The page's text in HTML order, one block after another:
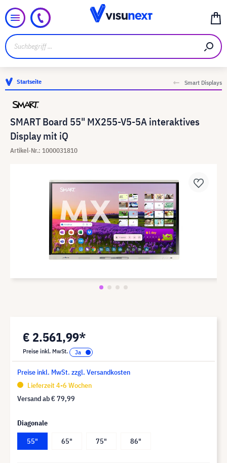
Startseite Smart Displays
SMART Board 55" MX255-V5-5A interaktives
Display mit iQ
Artikel-Nr.: 1000031810
€ 2.561,99*
Preise inkl. MwSt.
Preise inkl. MwSt. zzgl. Versandkosten
Lieferzeit 4-6 Wochen
Versand ab€ 79,99
Diagonale
55"
65" 75" 86"